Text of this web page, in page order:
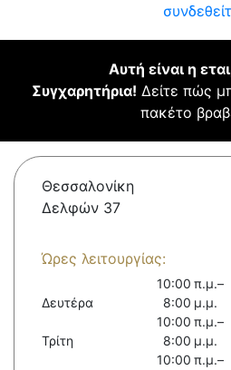
Αυτή είναι η
Συγχαρητήρια! Δείτε πώς
πακέτο
Θεσσαλονίκη
Δελφών 37
Ώρες λειτουργίας:
Δευτέρα
10:00 π.μ.–
8:00 μ.μ.
Τρίτη
10:00 π.μ.–
8:00 μ.μ.
10:00 π.μ.–